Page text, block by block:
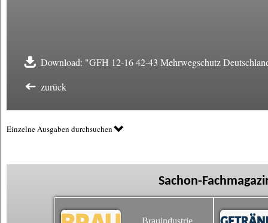
Download: "GFH 12-16 42-43 Mehrwegschutz
zurück
Einzelne Ausgaben durchsuchen
Sachon-
Brauindustrie